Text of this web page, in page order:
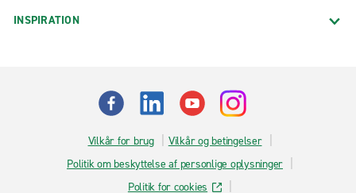
INSPIRATION
Vilkår for brug
Vilkår og betingelser
Politik om beskyttelse af personlige oplysninger
Politik for cookies